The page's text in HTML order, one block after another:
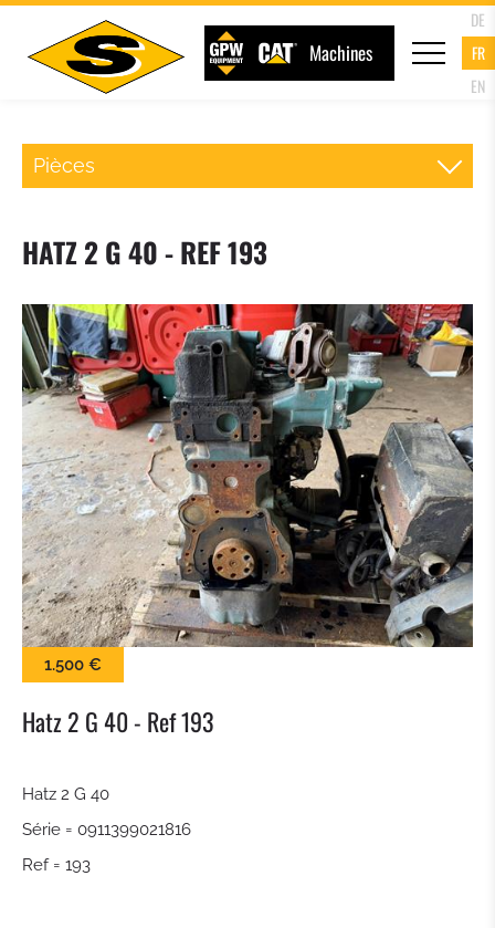
Machines
DE
FR
EN
Pièces
GODET DU CHARGEUR
GODET 4 EN 1
GODET A HAUT DEVERSEMENT
BALAI
LAME À NEIGE
PINCES À BALLES
KROKODILGEBISS PINCE
ATTACHE RAPIDE
HATZ 2 G 40 - REF 193
1.500 €
Hatz 2 G 40 - Ref 193
Hatz 2 G 40
Série = 0911399021816
Ref = 193